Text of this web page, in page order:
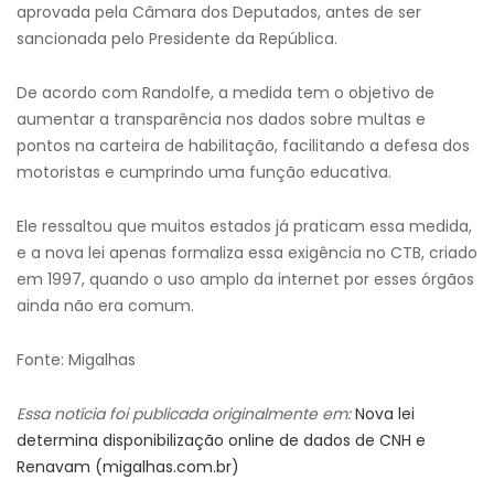
aprovada pela Câmara dos Deputados, antes de ser
sancionada pelo Presidente da República.
De acordo com Randolfe, a medida tem o objetivo de
aumentar a transparência nos dados sobre multas e
pontos na carteira de habilitação, facilitando a defesa dos
motoristas e cumprindo uma função educativa.
Ele ressaltou que muitos estados já praticam essa medida,
e a nova lei apenas formaliza essa exigência no CTB, criado
em 1997, quando o uso amplo da internet por esses órgãos
ainda não era comum.
Fonte: Migalhas
Essa notícia foi publicada originalmente em: Nova lei
determina disponibilização online de dados de CNH e
Renavam (migalhas.com.br)